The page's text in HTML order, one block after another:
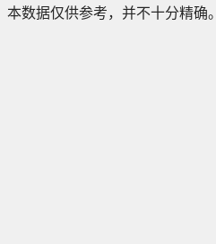
本数据仅供参考，并不十分精确。